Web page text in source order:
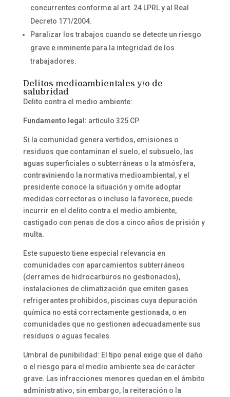
concurrentes conforme al art. 24 LPRL y al Real
Decreto 171/2004.
Paralizar los trabajos cuando se detecte un riesgo
grave e inminente para la integridad de los
trabajadores.
Delitos medioambientales y/o de
salubridad
Delito contra el medio ambiente:
Fundamento legal: artículo 325 CP.
Si la comunidad genera vertidos, emisiones o
residuos que contaminan el suelo, el subsuelo, las
aguas superficiales o subterráneas o la atmósfera,
contraviniendo la normativa medioambiental, y el
presidente conoce la situación y omite adoptar
medidas correctoras o incluso la favorece, puede
incurrir en el delito contra el medio ambiente,
castigado con penas de dos a cinco años de prisión y
multa.
Este supuesto tiene especial relevancia en
comunidades con aparcamientos subterráneos
(derrames de hidrocarburos no gestionados),
instalaciones de climatización que emiten gases
refrigerantes prohibidos, piscinas cuya depuración
química no está correctamente gestionada, o en
comunidades que no gestionen adecuadamente sus
residuos o aguas fecales.
Umbral de punibilidad: El tipo penal exige que el daño
o el riesgo para el medio ambiente sea de carácter
grave. Las infracciones menores quedan en el ámbito
administrativo; sin embargo, la reiteración o la